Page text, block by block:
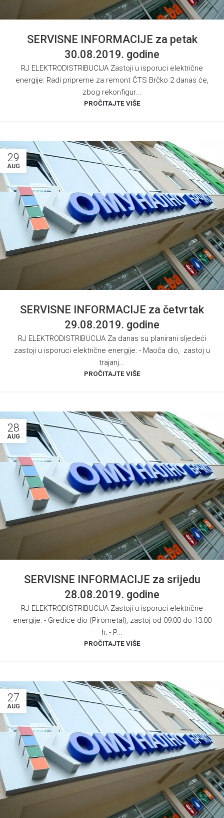
SERVISNE INFORMACIJE za petak
30.08.2019. godine
RJ ELEKTRODISTRIBUCIJA Zastoji u isporuci električne
energije: Radi pripreme za remont ČTS Brčko 2 danas će,
zbog rekonfigur...
PROČITAJTE VIŠE
29
AUG
SERVISNE INFORMACIJE za četvrtak
29.08.2019. godine
RJ ELEKTRODISTRIBUCIJA Za danas su planirani sljedeći
zastoji u isporuci električne energije: - Maoča dio, zastoj u
trajanj...
PROČITAJTE VIŠE
28
AUG
SERVISNE INFORMACIJE za srijedu
28.08.2019. godine
RJ ELEKTRODISTRIBUCIJA Zastoji u isporuci električne
energije: - Gredice dio (Pirometal), zastoj od 09:00 do 13:00
h; - P...
PROČITAJTE VIŠE
27
AUG